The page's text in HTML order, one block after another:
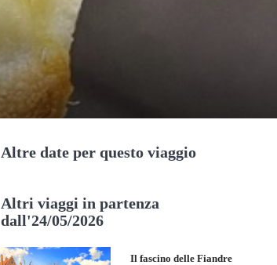
Altre date per questo viaggio
Altri viaggi in partenza
dall'24/05/2026
Il fascino delle Fiandre